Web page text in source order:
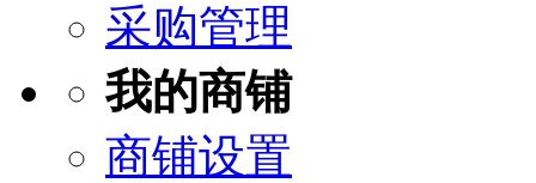
采购管理
我的商铺
商铺设置